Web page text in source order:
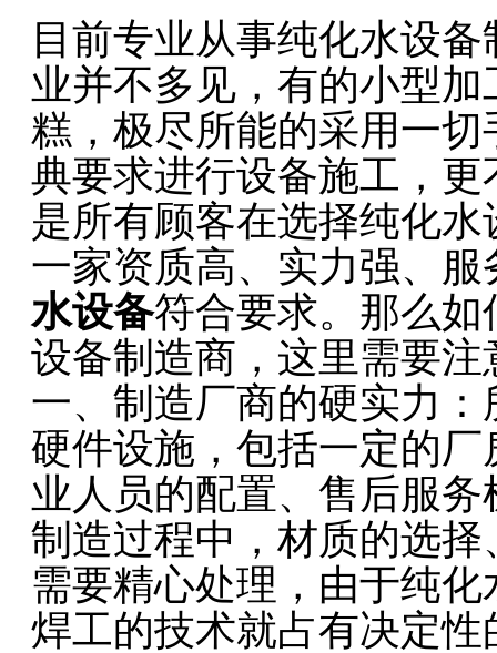
目前专业从事纯化水设
业并不多见，有的小型
糕，极尽所能的采用一
典要求进行设备施工，
是所有顾客在选择纯化
一家资质高、实力强、
水设备符合要求。那么
设备制造商，这里需要注
一、制造厂商的硬实力
硬件设施，包括一定的
业人员的配置、售后服
制造过程中，材质的选
需要精心处理，由于纯
焊工的技术就占有决定